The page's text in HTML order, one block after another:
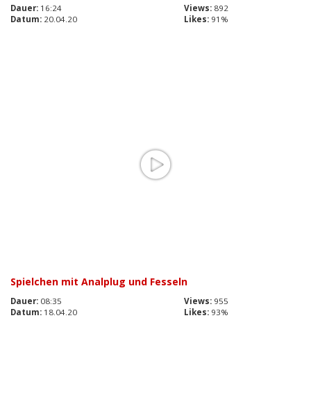
Dauer: 16:24 Views: 892
Datum: 20.04.20 Likes: 91%
Spielchen mit Analplug und Fesseln
Dauer: 08:35 Views: 955
Datum: 18.04.20 Likes: 93%